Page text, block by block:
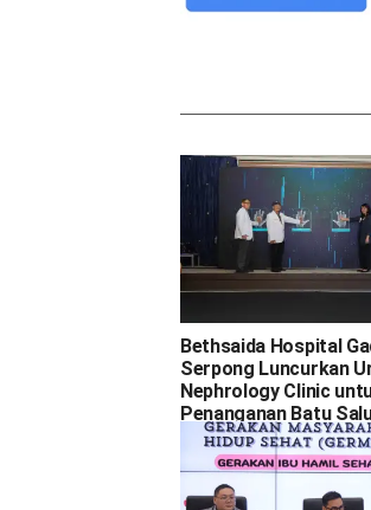
Bethsaida Hospital
Serpong Luncurkan
Nephrology Clinic
Penanganan Batu
Kemih, Ginjal, dan